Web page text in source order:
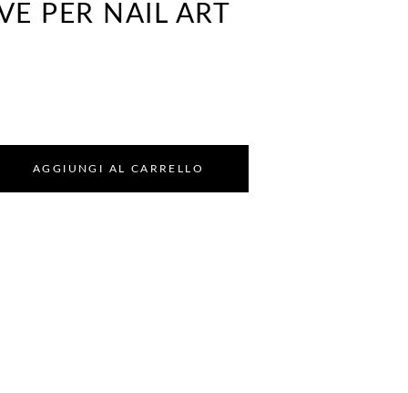
PER NAIL ART
AGGIUNGI AL CARRELLO